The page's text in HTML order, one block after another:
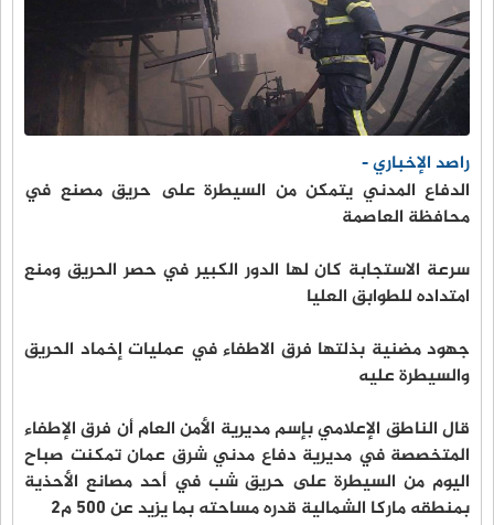
راصد الإخباري -
الدفاع المدني يتمكن من السيطرة على حريق مصنع في
محافظة العاصمة
سرعة الاستجابة كان لها الدور الكبير في حصر الحريق ومنع
امتداده للطوابق العليا
جهود مضنية بذلتها فرق الاطفاء في عمليات إخماد الحريق
والسيطرة عليه
قال الناطق الإعلامي بإسم مديرية الأمن العام أن فرق الإطفاء
المتخصصة في مديرية دفاع مدني شرق عمان تمكنت صباح
اليوم من السيطرة على حريق شب في أحد مصانع الأحذية
بمنطقه ماركا الشمالية قدره مساحته بما يزيد عن 500 م٢